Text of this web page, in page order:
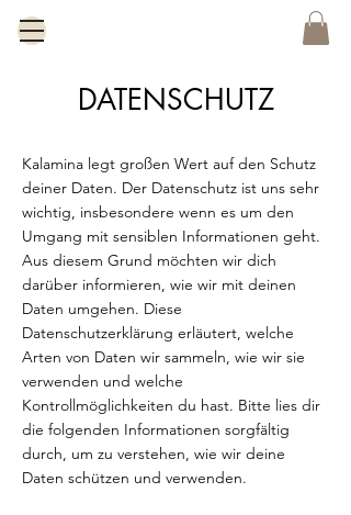
DATENSCHUTZ
Kalamina legt großen Wert auf den Schutz
deiner Daten. Der Datenschutz ist uns sehr
wichtig, insbesondere wenn es um den
Umgang mit sensiblen Informationen geht.
Aus diesem Grund möchten wir dich
darüber informieren, wie wir mit deinen
Daten umgehen. Diese
Datenschutzerklärung erläutert, welche
Arten von Daten wir sammeln, wie wir sie
verwenden und welche
Kontrollmöglichkeiten du hast. Bitte lies dir
die folgenden Informationen sorgfältig
durch, um zu verstehen, wie wir deine
Daten schützen und verwenden.